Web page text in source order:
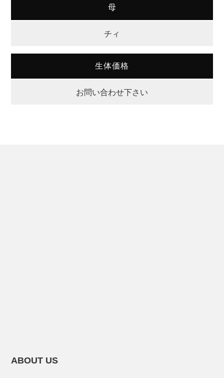
母
チィ
生体価格
お問い合わせ下さい
ABOUT US